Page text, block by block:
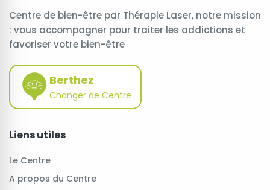
Centre de bien-être par Thérapie Laser, notre mission
: vous accompagner pour traiter les addictions et
favoriser votre bien-être
Berthez
Changer de Centre
Liens utiles
Le Centre
A propos du Centre